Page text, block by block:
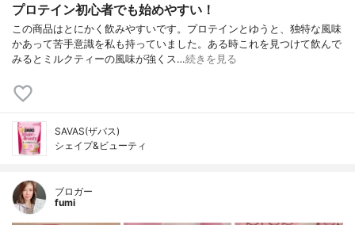
プロテイン初心者でも始めやすい！
この商品はとにかく飲みやすいです。プロテインとゆうと、独特な風味
かあって苦手意識を私も持っていました。ある時これを見つけて飲んで
みるとミルクティーの風味が強くス…続きを見る
SAVAS(ザバス)
シェイプ&ビューティ
ブロガー
fumi